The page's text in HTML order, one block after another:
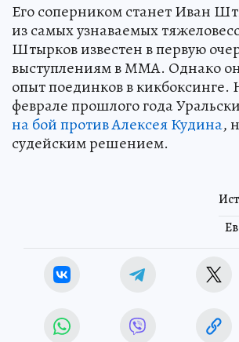
Его соперником станет Иван
из самых узнаваемых
Штырков известен в первую
выступлениям в ММА. Однако
опыт поединков в
феврале прошлого года
на бой против Алексея Кудина,
судейским решением.